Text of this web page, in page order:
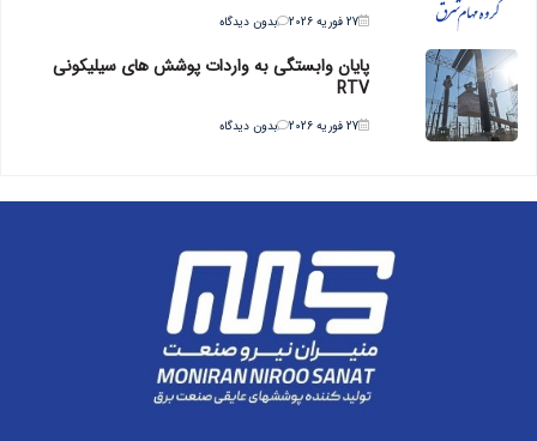
27 فوریه 2026 بدون دیدگاه
پایان وابستگی به واردات پوشش های سیلیکونی
RTV
27 فوریه 2026 بدون دیدگاه